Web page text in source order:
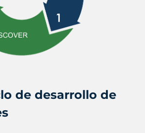
de desarrollo de